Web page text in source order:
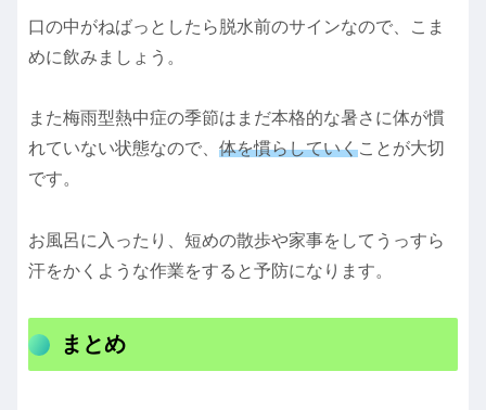
口の中がねばっとしたら脱水前のサインなので、こま
めに飲みましょう。
また梅雨型熱中症の季節はまだ本格的な暑さに体が慣
れていない状態なので、 体を慣らしていくことが大切
です。
お風呂に入ったり、短めの散歩や家事をしてうっすら
汗をかくような作業をすると予防になります。
まとめ